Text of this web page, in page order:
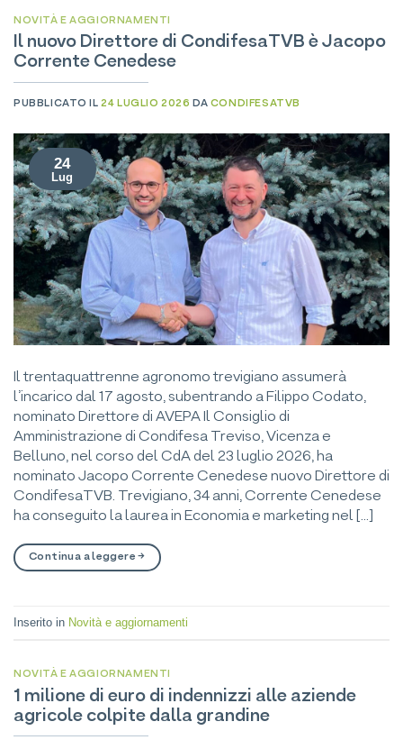
NOVITÀ E AGGIORNAMENTI
Il nuovo Direttore di CondifesaTVB è Jacopo
Corrente Cenedese
PUBBLICATO IL24 LUGLIO 2026 DACONDIFESATVB
24
Lug
Il trentaquattrenne agronomo trevigiano assumerà
l’incarico dal 17 agosto, subentrando a Filippo Codato,
nominato Direttore di AVEPA Il Consiglio di
Amministrazione di Condifesa Treviso, Vicenza e
Belluno, nel corso del CdA del 23 luglio 2026, ha
nominato Jacopo Corrente Cenedese nuovo Direttore di
CondifesaTVB. Trevigiano, 34 anni, Corrente Cenedese
ha conseguito la laurea in Economia e marketing nel […]
Continua a leggere→
Inserito in Novità e aggiornamenti
NOVITÀ E AGGIORNAMENTI
1 milione di euro di indennizzi alle aziende
agricole colpite dalla grandine